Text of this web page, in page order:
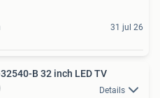
31 jul 26
B 32 inch LED TV
Details